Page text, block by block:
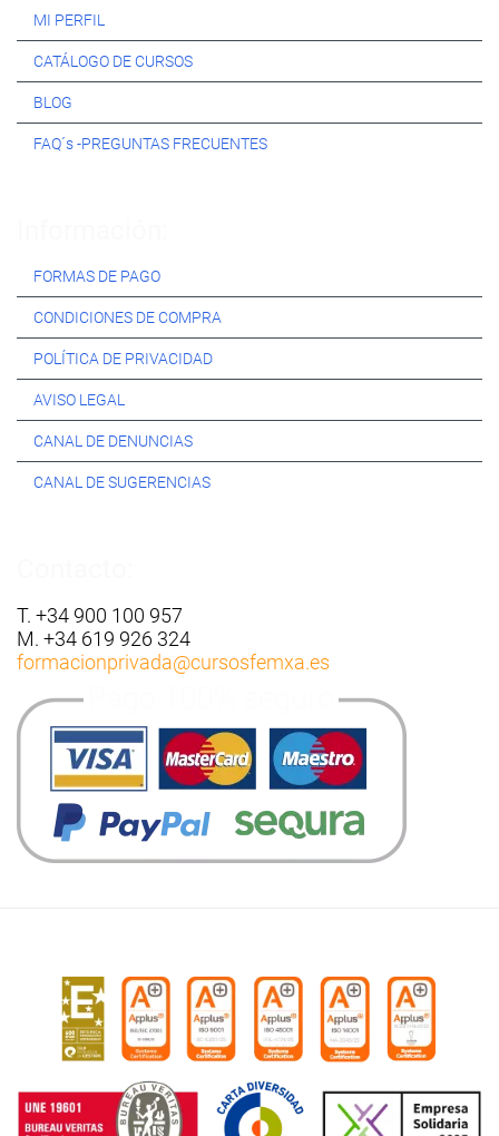
MI PERFIL
CATÁLOGO DE CURSOS
BLOG
FAQ´s -PREGUNTAS FRECUENTES
FORMAS DE PAGO
CONDICIONES DE COMPRA
POLÍTICA DE PRIVACIDAD
AVISO LEGAL
CANAL DE DENUNCIAS
CANAL DE SUGERENCIAS
T. +34 900 100 957
M. +34 619 926 324
formacionprivada@cursosfemxa.es